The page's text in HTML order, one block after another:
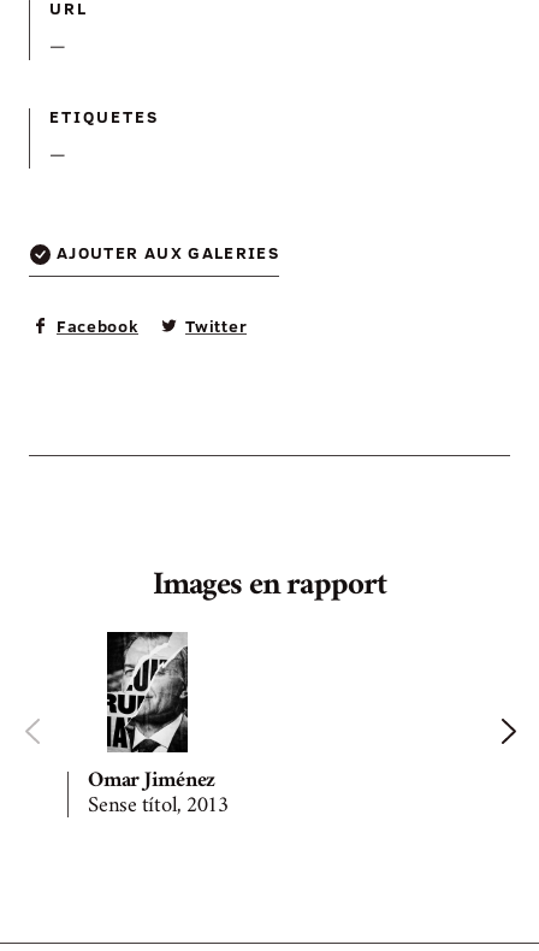
URL
—
ETIQUETES
—
AJOUTER AUX GALERIES
Facebook Twitter
Images en rapport
Omar Jiménez
Sense títol, 2013